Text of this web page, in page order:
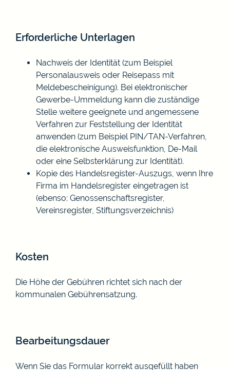
Erforderliche Unterlagen
Nachweis der Identität (zum Beispiel
Personalausweis oder Reisepass mit
Meldebescheinigung). Bei elektronischer
Gewerbe-Ummeldung kann die zuständige
Stelle weitere geeignete und angemessene
Verfahren zur Feststellung der Identität
anwenden (zum Beispiel PIN/TAN-Verfahren,
die elektronische Ausweisfunktion, De-Mail
oder eine Selbsterklärung zur Identität).
Kopie des Handelsregister-Auszugs, wenn Ihre
Firma im Handelsregister eingetragen ist
(ebenso: Genossenschaftsregister,
Vereinsregister, Stiftungsverzeichnis)
Kosten
Die Höhe der Gebühren richtet sich nach der
kommunalen Gebührensatzung.
Bearbeitungsdauer
Wenn Sie das Formular korrekt ausgefüllt haben